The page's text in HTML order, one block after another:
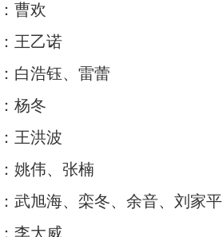
曹欢
王乙诺
白浩钰、雷蕾
杨冬
王洪波
姚伟、张楠
武旭海、栾冬、余音、刘家平
李大威